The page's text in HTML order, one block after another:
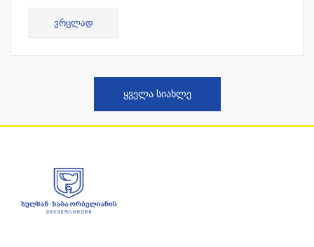
ჩატარდა კვიპროსში, ლარნაკაში. სამუშაო შეხვედრის
ფარგლებ...
ᲕᲠᲪᲚᲐᲓ
ᲧᲕᲔᲚᲐ ᲡᲘᲐᲮᲚᲔ